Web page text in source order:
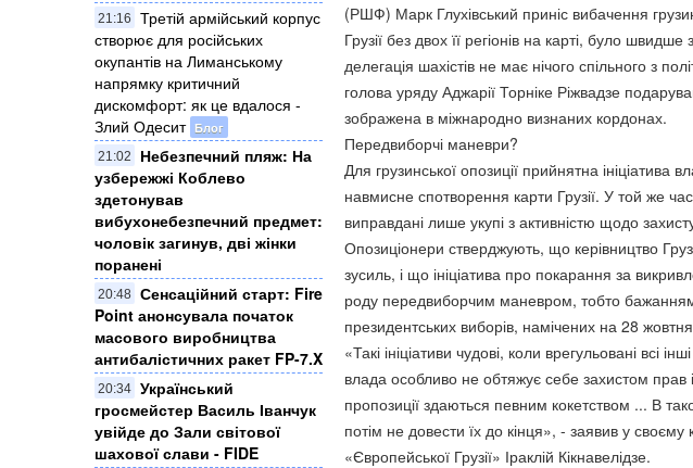
21:16
Третій армійський корпус
створює для російських
окупантів на Лиманському
напрямку критичний
дискомфорт: як це вдалося -
Злий Одесит Блог
21:02
Небезпечний пляж: На
узбережжі Коблево
здетонував
вибухонебезпечний предмет:
чоловік загинув, дві жінки
поранені
20:48 Сенсаційний старт: Fire
Point анонсувала початок
масового виробництва
антибалістичних ракет FP-7.X
20:34 Український
гросмейстер Василь Іванчук
увійде до Зали світової
шахової слави - FIDE
(РШФ) Марк Глухівський приніс вибачення
Грузії без двох її регіонів на карті, було
делегація шахістів не має нічого спільного з
голова уряду Аджарії Торніке Ріжвадзе
зображена в міжнародно визнаних кордонах.
Передвиборчі маневри?
Для грузинської опозиції прийнятна
навмисне спотворення карти Грузії. У той же
виправдані лише укупі з активністю щодо
Опозиціонери стверджують, що керівництво
зусиль, і що ініціатива про покарання за
роду передвиборчим маневром, тобто
президентських виборів, намічених на 28
«Такі ініціативи чудові, коли врегульовані всі
влада особливо не обтяжує себе захистом прав і
пропозиції здаються певним кокетством ... В
потім не довести їх до кінця», - заявив у
«Європейської Грузії» Іраклій Кікнавелідзе.